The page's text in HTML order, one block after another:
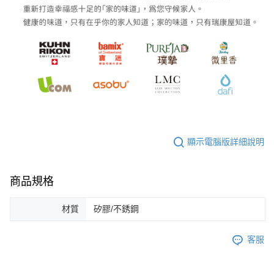
顯示電腦版詳細說明
商品規格
材質 矽膠/不銹鋼
客服